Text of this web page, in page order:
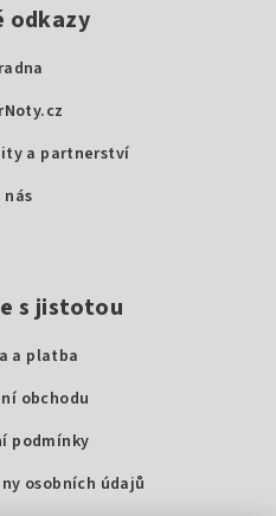
odkazy
a partnerství
nás
s jistotou
a platba
obchodu
podmínky
osobních údajů